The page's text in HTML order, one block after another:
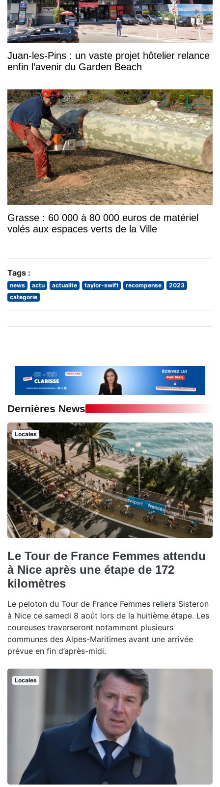
Juan-les-Pins : un vaste projet hôtelier relance
enfin l’avenir du Garden Beach
Grasse : 60 000 à 80 000 euros de matériel
volés aux espaces verts de la Ville
Tags :
news actu actualite taylor-swift recompense
2023
categorie
Dernières News
Locales
Le Tour de France Femmes attendu
à Nice après une étape de 172
kilomètres
Le peloton du Tour de France Femmes reliera Sisteron
à Nice ce samedi 8 août lors de la huitième étape. Les
coureuses traverseront notamment plusieurs
communes des Alpes-Maritimes avant une arrivée
prévue en fin d’après-midi.
Locales